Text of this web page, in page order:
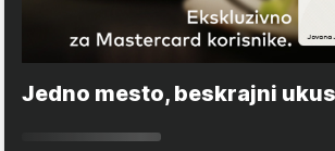
Jedno mesto, beskrajni